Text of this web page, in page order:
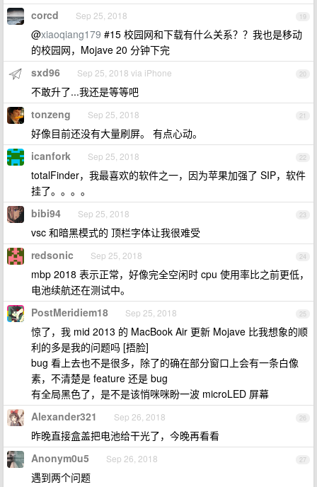
19
corcd Sep 25, 2018
@xiaoqiang179 #15 校园网和下载有什么关系？？我也是移动
的校园网，Mojave 20 分钟下完
20
sxd96 Sep 25, 2018 via iPhone
不敢升了...我还是等等吧
21
tonzeng Sep 25, 2018
好像目前还没有大量刷屏。 有点心动。
22
icanfork Sep 25, 2018
totalFinder，我最喜欢的软件之一，因为苹果加强了 SIP，软件
挂了。。。。
23
bibi94 Sep 25, 2018
vsc 和暗黑模式的 顶栏字体让我很难受
24
redsonic Sep 25, 2018
mbp 2018 表示正常，好像完全空闲时 cpu 使用率比之前更低，
电池续航还在测试中。
25
PostMeridiem18 Sep 25, 2018
惊了，我 mid 2013 的 MacBook Air 更新 Mojave 比我想象的顺
利的多是我的问题吗 [捂脸]
bug 看上去也不是很多，除了的确在部分窗口上会有一条白像
素，不清楚是 feature 还是 bug
有全局黑色了，是不是该悄咪咪盼一波 microLED 屏幕
26
Alexander321 Sep 26, 2018
昨晚直接盒盖把电池给干光了，今晚再看看
27
Anonym0u5 Sep 26, 2018
遇到两个问题